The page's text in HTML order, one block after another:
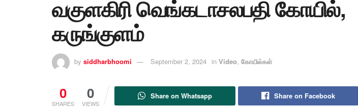
வகுளகிரி வெங்கடாசலபதி கோயில்,
கருங்குளம்
by siddharbhoomi September 2, 2024 in Video, கோயில்கள்
0
SHARES
0
VIEWS
Share on Whatsapp Share on Facebook